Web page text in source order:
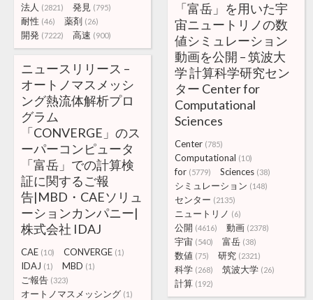
法人 (2821) 発見 (795)
耐性 (46) 薬剤 (26)
開発 (7222) 高速 (900)
「富岳」を用いた宇
宙ニュートリノの数
値シミュレーション
動画を公開 – 筑波大
学 計算科学研究セン
ター Center for
Computational
Sciences
Center (785)
Computational (10)
for (5779) Sciences (38)
シミュレーション (148)
センター (2135)
ニュートリノ (6)
公開 (4616) 動画 (2378)
宇宙 (540) 富岳 (38)
数値 (75) 研究 (2321)
科学 (268) 筑波大学 (26)
計算 (192)
ニュースリリース –
オートノマスメッシ
ング熱流体解析プロ
グラム
「CONVERGE」のス
ーパーコンピュータ
「富岳」での計算検
証に関するご報
告|MBD・CAEソリュ
ーションカンパニー|
株式会社 IDAJ
CAE (10) CONVERGE (1)
IDAJ (1) MBD (1)
ご報告 (323)
オートノマスメッシング (1)